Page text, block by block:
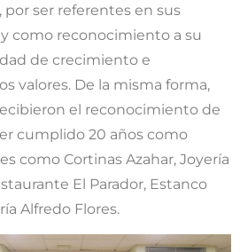
por ser referentes en sus
como reconocimiento a su
de crecimiento e
valores. De la misma forma,
el reconocimiento de
cumplido 20 años como
como Cortinas Azahar, Joyería
El Parador, Estanco
Alfredo Flores.